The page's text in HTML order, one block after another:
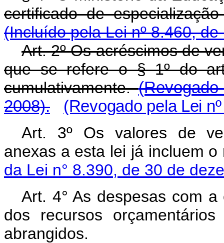
certificado de
(Incluído pela Lei nº 8.460, de
Art. 2º Os acréscimos de
que se refere o § 1º do
cumulativamente.
2008).
(Revogado pela Lei
Art. 3º Os valores de
anexas a esta lei já incluem
da Lei n° 8.390, de 30 de
Art. 4° As despesas com
dos recursos
abrangidos.